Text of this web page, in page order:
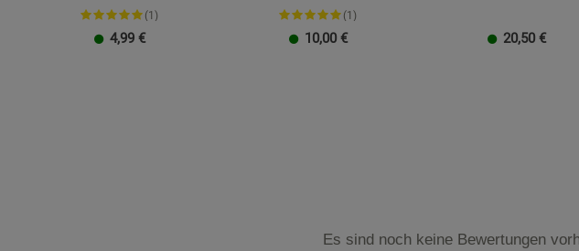
(1)
4,99 €
(1)
10,00 € 20,50 €
Es sind noch keine Bewertungen